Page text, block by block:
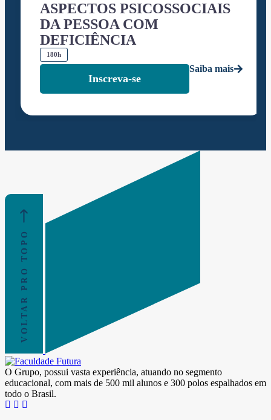
ASPECTOS PSICOSSOCIAIS
DA PESSOA COM
DEFICIÊNCIA
180h
Inscreva-se
Saiba mais
VOLTAR PRO TOPO
O Grupo, possui vasta experiência, atuando no segmento
educacional, com mais de 500 mil alunos e 300 polos espalhados em
todo o Brasil.